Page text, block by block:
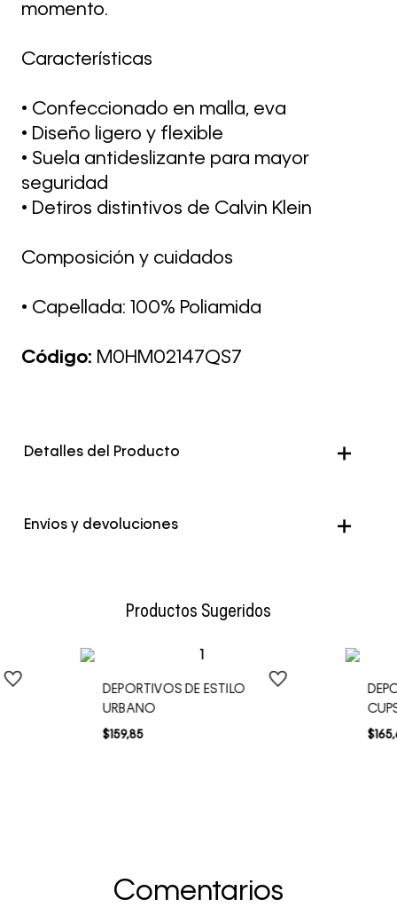
momento.
Características
• Confeccionado en malla, eva
• Diseño ligero y flexible
• Suela antideslizante para mayor
seguridad
• Detiros distintivos de Calvin Klein
Composición y cuidados
• Capellada: 100% Poliamida
Código: M0HM02147QS7
Detalles del Producto
Color Multicolor
Envíos y devoluciones
Productos Sugeridos
DEPORTIVOS DE ESTILO
URBANO
$159,85 $165,
Comentarios